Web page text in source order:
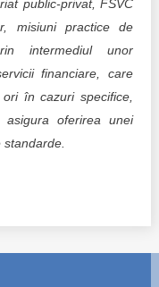
public-privat, FSVC
misiuni practice de
intermediul unor
financiare, care
în cazuri specifice,
oferirea unei